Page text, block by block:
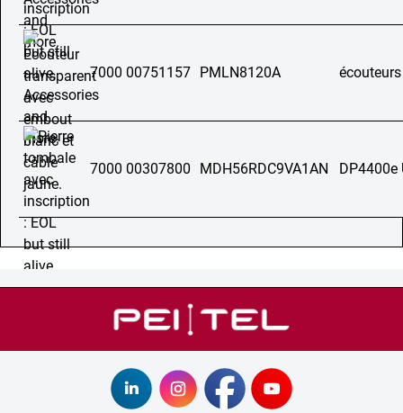
7000 00751157 PMLN8120A écouteurs
7000 00307800 MDH56RDC9VA1AN DP4400e